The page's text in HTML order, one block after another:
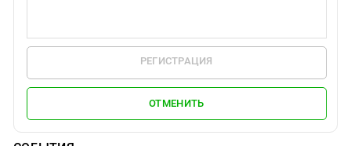
РЕГИСТРАЦИЯ
ОТМЕНИТЬ